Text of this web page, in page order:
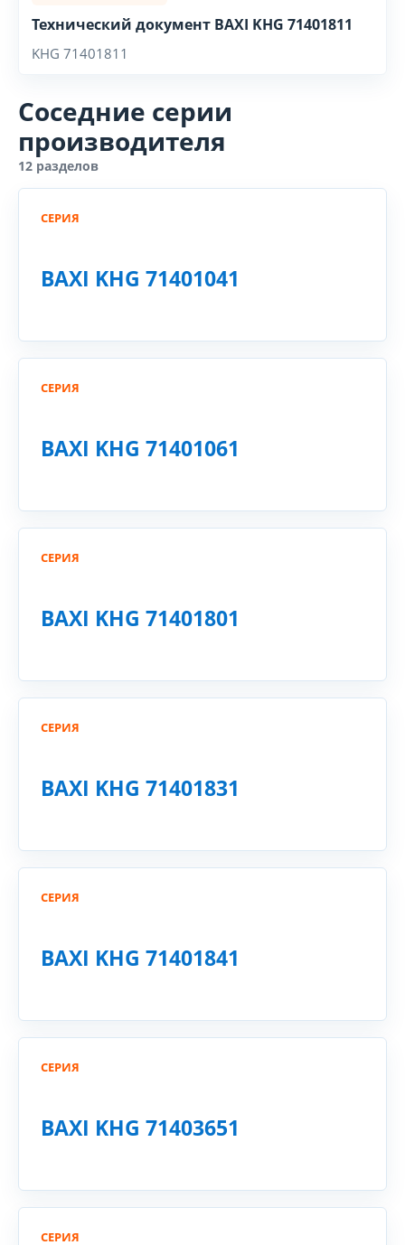
Технический документ BAXI KHG 71401811
KHG 71401811
Соседние серии
производителя
12 разделов
СЕРИЯ
BAXI KHG 71401041
СЕРИЯ
BAXI KHG 71401061
СЕРИЯ
BAXI KHG 71401801
СЕРИЯ
BAXI KHG 71401831
СЕРИЯ
BAXI KHG 71401841
СЕРИЯ
BAXI KHG 71403651
СЕРИЯ